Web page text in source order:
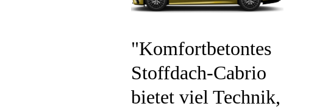
Komfortbetontes
Stoffdach-Cabrio
bietet viel Technik,